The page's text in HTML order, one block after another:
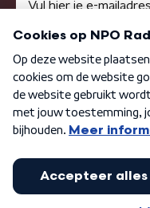
Algemene voorwaarden